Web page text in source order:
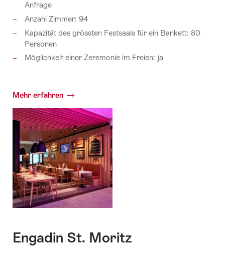
Anfrage
Anzahl Zimmer: 94
Kapazität des grössten Festsaals für ein Bankett: 80
Personen
Möglichkeit einer Zeremonie im Freien: ja
Mehr erfahren
Engadin St. Moritz